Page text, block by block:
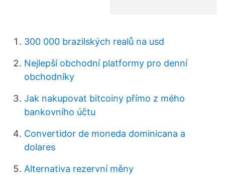
300 000 brazilských realů na usd
Nejlepší obchodní platformy pro denní
obchodníky
Jak nakupovat bitcoiny přímo z mého
bankovního účtu
Convertidor de moneda dominicana a
dolares
Alternativa rezervní měny